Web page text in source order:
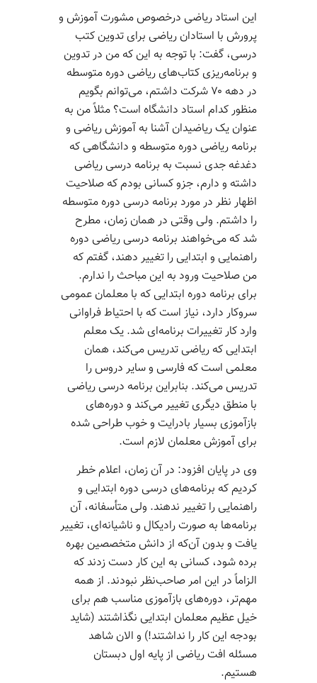
این استاد ریاضی درخصوص مشورت آموزش و
پرورش با استادان ریاضی برای تدوین کتب
درسی، گفت: با توجه به این که من در تدوین
و برنامه­‌ریزی کتاب‌­های ریاضی دوره متوسطه
در دهه ۷۰ شرکت داشتم، می‌­توانم بگویم
منظور کدام استاد دانشگاه است؟ مثلاً من به
عنوان یک ریاضی­دان آشنا به آموزش ریاضی و
برنامه ریاضی دوره متوسطه و دانشگاهی که
دغدغه جدی نسبت به برنامه درسی ریاضی
داشته و دارم، جزو کسانی بودم که صلاحیت
اظهار نظر در مورد برنامه درسی دوره متوسطه
را داشتم. ولی وقتی در همان زمان، مطرح
شد که می­‌خواهند برنامه درسی ریاضی دوره
راهنمایی و ابتدایی را تغییر دهند، گفتم که
من صلاحیت ورود به این مباحث را ندارم.
برای برنامه دوره ابتدایی که با معلمان عمومی
سروکار دارد، نیاز است که با احتیاط فراوانی
وارد کار تغییرات برنامه­‌ای شد. یک معلم
ابتدایی که ریاضی تدریس می‌کند، همان
معلمی است که فارسی و سایر دروس را
تدریس می­‌کند. بنابراین برنامه درسی ریاضی
با منطق دیگری تغییر می‌­کند و دوره‌­های
بازآموزی بسیار بادرایت و خوب طراحی شده
برای آموزش معلمان لازم است.
وی در پایان افزود: در آن زمان، اعلام خطر
کردیم که برنامه­‌های درسی دوره ابتدایی و
راهنمایی را تغییر ندهند. ولی متأسفانه، آن
برنامه‌­ها به صورت رادیکال و ناشیانه‌­ای، تغییر
یافت و بدون آن‌که از دانش متخصصین بهره
برده شود، کسانی به این کار دست زدند که
الزاماً در این امر صاحب‌­نظر نبودند. از همه
مهم­‌تر، دوره‌­های بازآموزی مناسب هم برای
خیل عظیم معلمان ابتدایی نگذاشتند (شاید
بودجه این کار را نداشتند!) و الان شاهد
مسئله افت ریاضی از پایه اول دبستان
هستیم.